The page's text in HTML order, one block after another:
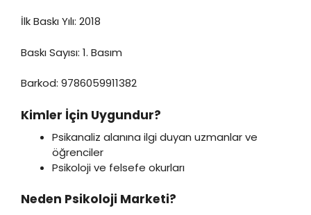
İlk Baskı Yılı: 2018
Baskı Sayısı: 1. Basım
Barkod: 9786059911382
Kimler İçin Uygundur?
Psikanaliz alanına ilgi duyan uzmanlar ve
öğrenciler
Psikoloji ve felsefe okurları
Neden Psikoloji Marketi?